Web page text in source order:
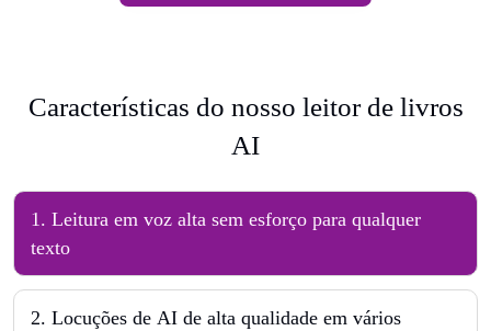
Características do nosso leitor de livros
AI
1. Leitura em voz alta sem esforço para qualquer
texto
2. Locuções de AI de alta qualidade em vários